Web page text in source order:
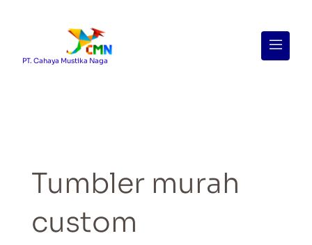
PT. Cahaya Mustika Naga
Menu
Tumbler murah
custom